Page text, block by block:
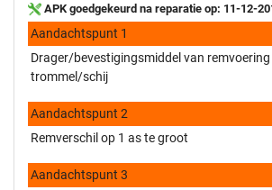
APK goedgekeurd na reparatie op: 11-12-
Aandachtspunt 1
Drager/bevestigingsmiddel van
trommel/schij
Aandachtspunt 2
Remverschil op 1 as te groot
Aandachtspunt 3